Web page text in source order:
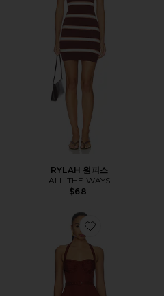
RYLAH 원피스
ALL THE WAYS
$68